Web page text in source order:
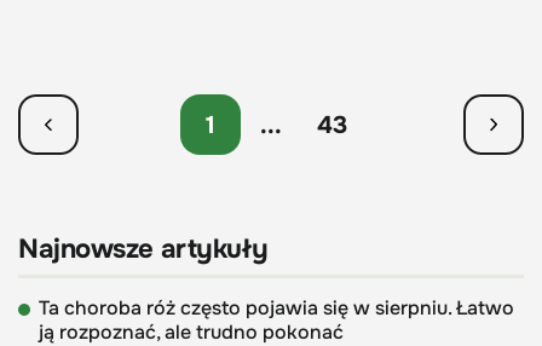
1 ... 43
Najnowsze artykuły
Ta choroba róż często pojawia się w sierpniu. Łatwo
ją rozpoznać, ale trudno pokonać